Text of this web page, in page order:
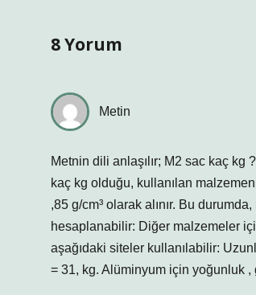
8 Yorum
Metin
Metnin dili anlaşılır; M2 sac kaç kg
kaç kg olduğu, kullanılan
,85 g/cm³ olarak alınır. Bu
hesaplanabilir: Diğer malzemeler
aşağıdaki siteler kullanılabilir:
= 31, kg. Alüminyum için yoğunluk ,